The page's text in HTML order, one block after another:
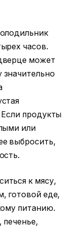
часов.
может
продукты
или
выбросить,
к мясу,
готовой еде,
питанию.